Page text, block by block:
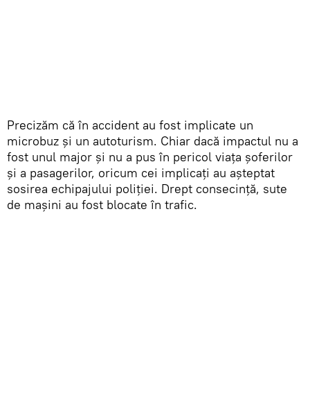
Precizăm că în accident au fost implicate un
microbuz și un autoturism. Chiar dacă impactul nu a
fost unul major și nu a pus în pericol viața șoferilor
și a pasagerilor, oricum cei implicați au așteptat
sosirea echipajului poliției. Drept consecință, sute
de mașini au fost blocate în trafic.